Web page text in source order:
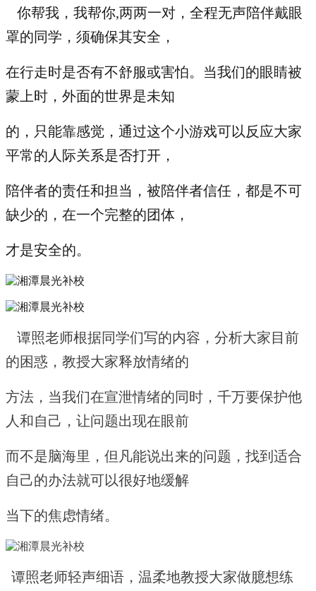
你帮我，我帮你,两两一对，全程无声陪伴戴眼
罩的同学，须确保其安全，
在行走时是否有不舒服或害怕。当我们的眼睛被
蒙上时，外面的世界是未知
的， 只能靠感觉，通过这个小游戏可以反应大家
平常的人际关系是否打开，
陪伴者的责任和担当，被陪伴者信任，都是不可
缺少的，在一个完整的团体，
才是安全的。
谭照老师根据同学们写的内容，分析大家目前
的困惑，教授大家释放情绪的
方法，当我们在宣泄情绪的同时，千万要保护他
人和自己，让问题出现在眼前
而不是脑海里，但凡能说出来的问题，找到适合
自己的办法就可以很好地缓解
当下的焦虑情绪。
谭照老师轻声细语，温柔地教授大家做臆想练